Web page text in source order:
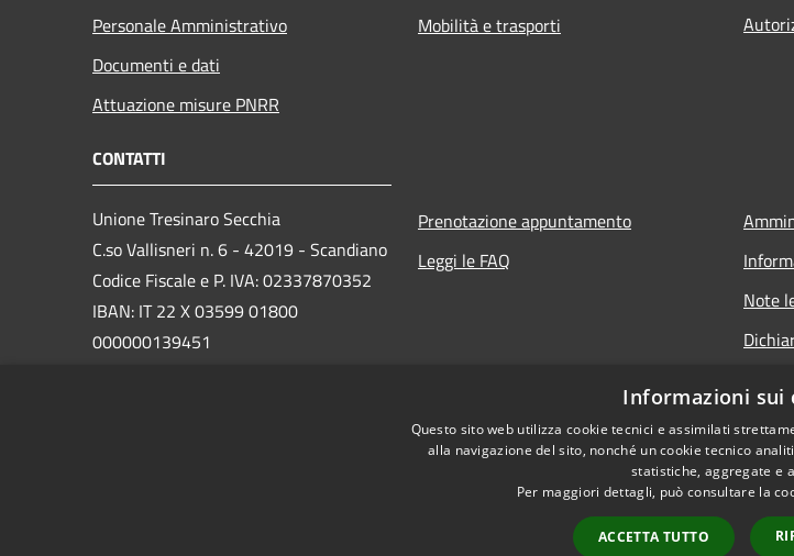
Personale Amministrativo
Documenti e dati
Attuazione misure PNRR
Mobilità e trasporti
CONTATTI
Unione Tresinaro Secchia
C.so Vallisneri n. 6 - 42019 - Scandiano
Codice Fiscale e P. IVA: 02337870352
IBAN: IT 22 X 03599 01800
000000139451
Prenotazione appuntamento
Leggi le FAQ
Note
Informazioni sui
Questo sito web utilizza cookie tecnici e assimilati
alla navigazione del sito, nonché un cookie tecnico
statistiche, aggregate e
Per maggiori dettagli, può consultare la
ACCETTA TUTTO